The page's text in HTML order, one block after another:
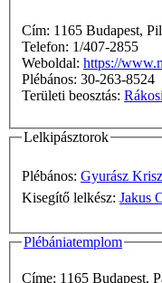
Cím: 1165 Budapest,
Telefon: 1/407-2855
Weboldal: https://
Plébános: 30-263-8524
Területi beosztás:
Lelkipásztorok
Plébános: Gyurász
Kisegítő lelkész: Jakus
Plébániatemplom
Címe: 1165 Budapest,